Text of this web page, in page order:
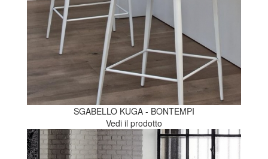
SGABELLO KUGA - BONTEMPI
Vedi il prodotto